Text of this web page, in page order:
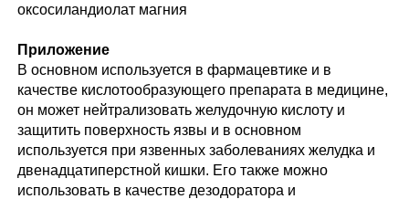
оксосиландиолат магния
Приложение
В основном используется в фармацевтике и в
качестве кислотообразующего препарата в медицине,
он может нейтрализовать желудочную кислоту и
защитить поверхность язвы и в основном
используется при язвенных заболеваниях желудка и
двенадцатиперстной кишки. Его также можно
использовать в качестве дезодоратора и